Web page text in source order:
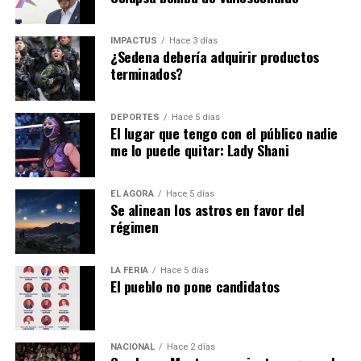
Hasta la fecha todavía es un misterio el motivo de la
renuncia de
Alfredo Vázquez… pero es de sabios
cambiar de opinión y la decisión está en el escritorio de
Pedro Rodríguez
un trabajo conjunto.
IMPACTUS Hace 3 días
¿Sedena debería adquirir productos
terminados?
DEPORTES Hace 5 días
El lugar que tengo con el público nadie
me lo puede quitar: Lady Shani
EL ÁGORA Hace 5 días
Se alinean los astros en favor del
régimen
LA FERIA Hace 5 días
El pueblo no pone candidatos
NACIONAL Hace 2 días